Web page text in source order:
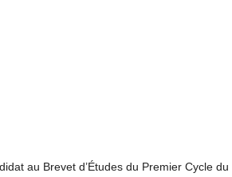
au Brevet d’Études du Premier Cycle du